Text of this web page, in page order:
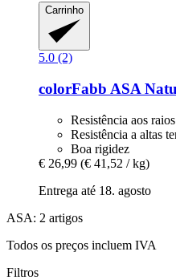
Carrinho
5.0 (2)
colorFabb ASA
Resistência aos
Resistência a altas
Boa rigidez
€ 26,99 (€ 41,52 / kg)
Entrega até 18. agosto
ASA: 2 artigos
Todos os preços incluem IVA
Filtros